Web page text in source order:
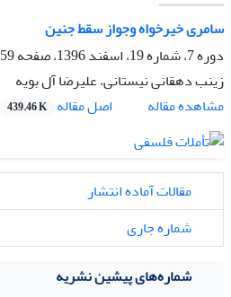
سامری خیرخواه و‌جواز سقط جنین
دوره 7، شماره 19، اسفند 1396، صفحه
59-88
زینب دهقانی نیستانی، علیرضا آل بویه
مشاهده مقاله
اصل مقاله 439.46 K
مقالات آماده انتشار
شماره جاری
شماره‌های پیشین نشریه